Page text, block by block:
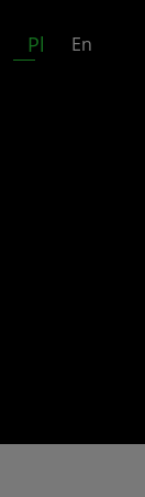
Pl En